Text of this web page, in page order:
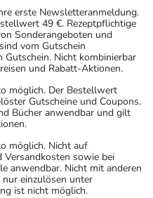
erste Newsletteranmeldung.
49 €. Rezeptpflichtige
Sonderangeboten und
vom Gutschein
Gutschein. Nicht kombinierbar
und Rabatt-Aktionen.
möglich. Der Bestellwert
Gutscheine und Coupons.
Bücher anwendbar und gilt
möglich. Nicht auf
Versandkosten sowie bei
anwendbar. Nicht mit anderen
einzulösen unter
ist nicht möglich.